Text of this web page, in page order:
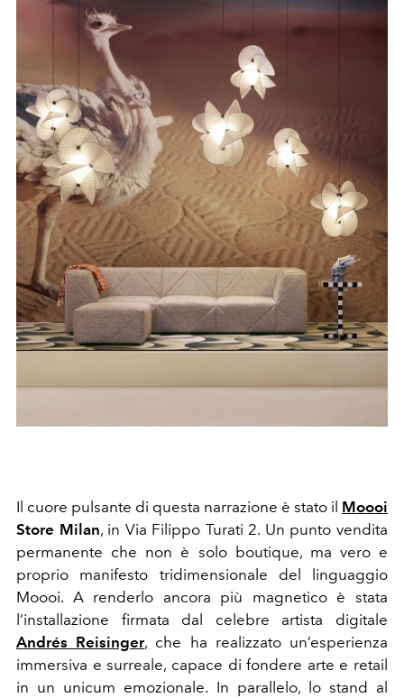
Il cuore pulsante di questa narrazione è stato il Moooi
Store Milan, in Via Filippo Turati 2. Un punto vendita
permanente che non è solo boutique, ma vero e
proprio manifesto tridimensionale del linguaggio
Moooi. A renderlo ancora più magnetico è stata
l’installazione firmata dal celebre artista digitale
Andrés Reisinger, che ha realizzato un’esperienza
immersiva e surreale, capace di fondere arte e retail
in un unicum emozionale. In parallelo, lo stand al